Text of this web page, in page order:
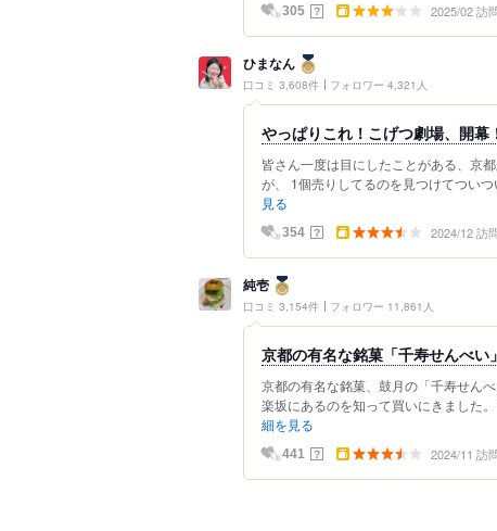
305 ？ 2025/02 訪
ひまなん
口コミ 3,608件 フォロワー 4,321人
やっぱりこれ！こげつ劇場、開幕
皆さん一度は目にしたことがある、京
が、 1個売りしてるのを見つけてつい
見る
354 ？ 2024/12 訪
純壱
口コミ 3,154件 フォロワー 11,861人
京都の有名な銘菓「千寿せんべい
京都の有名な銘菓、鼓月の「千寿せん
楽坂にあるのを知って買いにきました
細を見る
441 ？ 2024/11 訪